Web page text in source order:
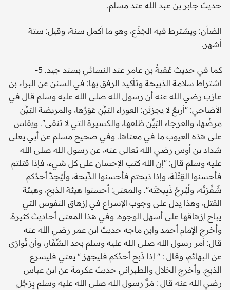
حديث جابر بن عبد الله عند مسلم.
الضأن: ويشترط فيه الجَذَع، وهو ما أكمل سنة، وقيل: ستة
أشهر.
كما في حديث عُقبةُ بن عامر عند النسائي بسند جيد. 5-
اشتراط سلامة الذبيحة وتأكيد الرفق بها: في السنن عن البراء بن
عازب رضي الله عنه أن رسول الله صلى الله عليه وسلم قال في
الأضاحي: "أربعٌ لا يجزئن: العوراء البَيِّنِ عَوَرُها، والمريضة البَيِّن
مرضُها، والعرجاء البَيِّن ظلعها، والكسيرة التي لا تنقى". ويقاس
على هذه العيوب ما في معناها. وفي صحيح مسلم عن أبي يعلى
شداد بن أوس رضي الله تعالى عنه، عن رسول الله صلى الله
عليه وسلم قال: "إن الله كتب الإحسان على كل شيء، فإذا قتلتم
فأحسنوا القِتْلَة، وإذا ذبحتم فأحسنوا الذِّبحة، ولْيُحِدَّ أحدُكم
شَفْرَتَه، ولْيُرِحْ ذَبِيحَتَه". والمعنى: أحسنوا هيئة الذبح، وهيئة
القتل، وهذا يدل على وجوب الإسراع في إزهاق النفوس التي
يباح إزهاقها على أسهل الوجوه. وفي هذا المعنى أحاديث كثيرة.
وأخرج الإمام أحمد وابن ماجه حديث ابن عمر رضي الله عنه
قال: أمر رسول الله صلى الله عليه وسلم بحد الشِّفَار، وأن تُوارَى
عن البهائم، وقال : " إذا ذَبح أحدُكم فليجهز " يعني فليسرع
الذبح. وأخرج الخلال والطبراني حديث عكرمة عن ابن عباس
رضي الله عنه قال : مَرَّ رسول الله صلى الله عليه وسلم بِرَجُلٍ